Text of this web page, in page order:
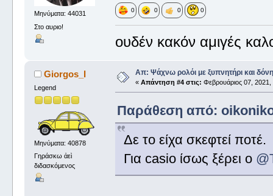
Μηνύματα: 44031
Στο αυριο!
0 0 0 0
ουδέν κακόν αμιγές
Giorgos_I
Legend
Μηνύματα: 40878
Γηράσκω ἀεὶ
διδασκόμενος
Απ: Ψάχνω ρολόι με ξυπνητήρι και
« Απάντηση #4 στις: Φεβρουάριος 07,
Παράθεση από:
Δε το είχα σκεφτεί ποτέ.
Για casio ίσως ξέρει ο